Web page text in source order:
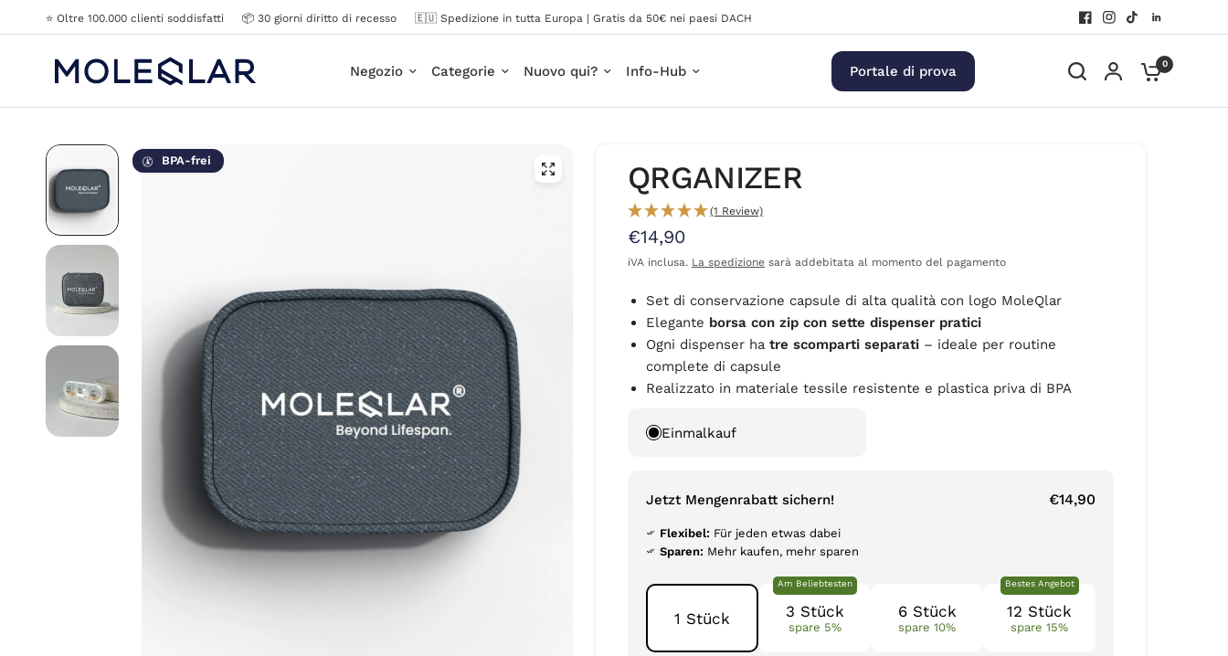
⭐️ Oltre 100.000 clienti soddisfatti 📦 30 giorni diritto di recesso 🇪🇺 Spedizione in tutta Europa | Gratis da 50€ nei paesi DACH
Negozio Categorie Nuovo qui? Info-Hub Portale di prova 0
BPA-frei QRGANIZER
(1 Review)
€14,90
iVA inclusa. La spedizione sarà addebitata al momento del pagamento
Set di conservazione capsule di alta qualità con logo MoleQlar
Elegante borsa con zip con sette dispenser pratici
Ogni dispenser ha tre scomparti separati – ideale per routine
complete di capsule
Realizzato in materiale tessile resistente e plastica priva di BPA
Einmalkauf
Jetzt Mengenrabatt sichern! €14,90
Flexibel: Für jeden etwas dabei
Sparen: Mehr kaufen, mehr sparen
1 Stück 3 Stück
spare 5%
Am Beliebtesten
6 Stück
spare 10%
12 Stück
spare 15%
Bestes Angebot